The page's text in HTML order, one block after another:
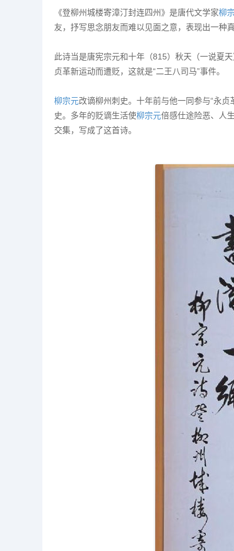
《登柳州城楼寄漳汀封连四州》是唐代文学家柳
友，抒写思念朋友而难以见面之意，表现出一种
此诗当是唐宪宗元和十年（815）秋天（一说夏天
贞革新运动而遭贬，这就是“二王八司马”事件。
柳宗元改谪柳州刺史。十年前与他一同参与“永贞
史。多年的贬谪生活使柳宗元倍感仕途险恶、人
交集，写成了这首诗。